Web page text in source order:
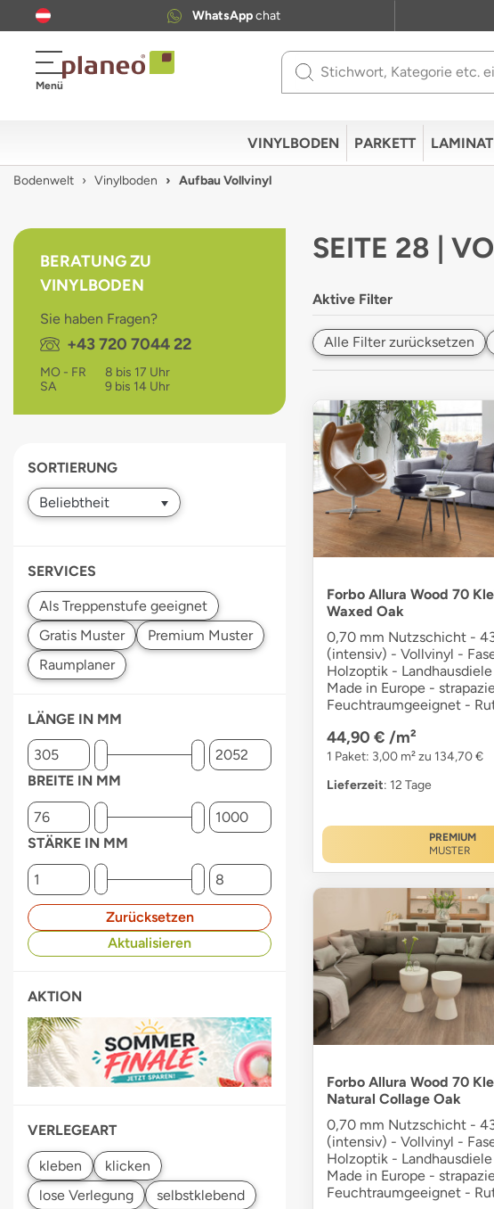
WhatsAppchat
Menü
Use
down
Press
selected
search
Touch
devices
users
can
touch
gestures.
VINYLBODEN PARKETT LAMINAT
Bodenwelt Vinylboden Aufbau Vollvinyl
BERATUNG ZU
VINYLBODEN
Sie haben Fragen?
Telefon:
+43 720 7044 22
MO - FR
8 bis 17 Uhr
SA
9 bis 14 Uhr
SORTIERUNG
SERVICES
LÄNGE IN MM
BREITE IN MM
STÄRKE IN MM
Zurücksetzen
Aktualisieren
AKTION
VERLEGEART
SEITE 28 |
Aktive Filter
Alle Filter zurücksetzen
Forbo Allura Wood 70
Waxed Oak
0,70 mm Nutzschicht -
(intensiv) - Vollvinyl -
Holzoptik -
Made in Europe -
Feuchtraumgeeignet -
44,90 € /m²
1 Paket: 3,00 m² zu 134,70 €
Lieferzeit: 12 Tage
PREMIUM
MUSTER
Forbo Allura Wood 70
Natural Collage Oak
0,70 mm Nutzschicht -
(intensiv) - Vollvinyl -
Holzoptik -
Made in Europe -
Feuchtraumgeeignet -